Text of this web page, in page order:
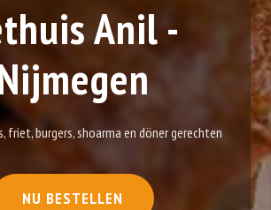
Anil -
friet, burgers, shoarma en döner gerechten
NU BESTELLEN